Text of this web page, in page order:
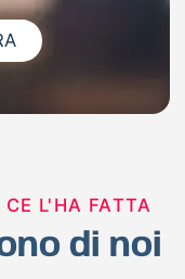
L'HA FATTA
di noi